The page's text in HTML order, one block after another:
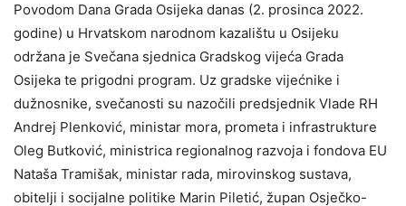
Povodom Dana Grada Osijeka danas (2. prosinca 2022.
godine) u Hrvatskom narodnom kazalištu u Osijeku
održana je Svečana sjednica Gradskog vijeća Grada
Osijeka te prigodni program. Uz gradske vijećnike i
dužnosnike, svečanosti su nazočili predsjednik Vlade RH
Andrej Plenković, ministar mora, prometa i infrastrukture
Oleg Butković, ministrica regionalnog razvoja i fondova EU
Nataša Tramišak, ministar rada, mirovinskog sustava,
obitelji i socijalne politike Marin Piletić, župan Osječko-